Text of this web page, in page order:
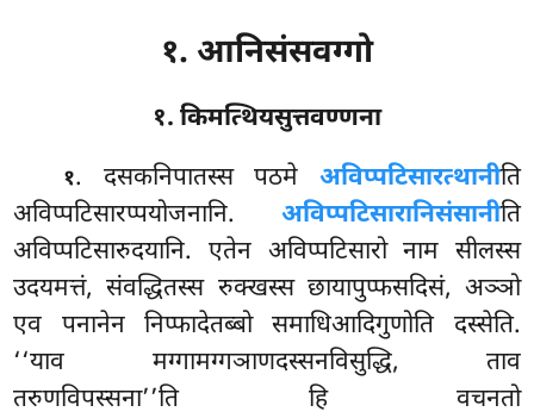
१. आनिसंसवग्गो
१. किमत्थियसुत्तवण्णना
१. दसकनिपातस्सपठमे अविप्पटिसारत्थानीति
अविप्पटिसारप्पयोजनानि. अविप्पटिसारानिसंसानीति
अविप्पटिसारुदयानि. एतेन अविप्पटिसारो नाम सीलस्स
उदयमत्तं, संवद्धितस्स रुक्खस्स छायापुप्फसदिसं, अञ्ञो
एव पनानेन निप्फादेतब्बो समाधिआदिगुणोति दस्सेति.
‘‘याव मग्गामग्गञाणदस्सनविसुद्धि, ताव
तरुणविपस्सना’’ति हि वचनतो